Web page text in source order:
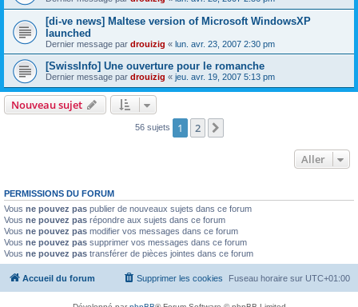
[di-ve news] Maltese version of Microsoft WindowsXP
launched
Dernier message par drouizig « lun. avr. 23, 2007 2:30 pm
[SwissInfo] Une ouverture pour le romanche
Dernier message par drouizig « jeu. avr. 19, 2007 5:13 pm
Nouveau sujet
56 sujets 1 2
Aller
PERMISSIONS DU FORUM
Vous ne pouvez pas publier de nouveaux sujets dans ce forum
Vous ne pouvez pas répondre aux sujets dans ce forum
Vous ne pouvez pas modifier vos messages dans ce forum
Vous ne pouvez pas supprimer vos messages dans ce forum
Vous ne pouvez pas transférer de pièces jointes dans ce forum
Accueil du forum Fuseau horaire sur UTC+01:00
Supprimer les cookies